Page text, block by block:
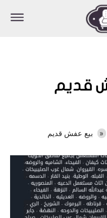
قديم
بيع عفش قديم